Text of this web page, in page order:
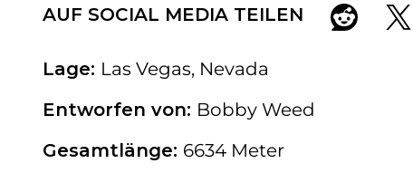
AUF SOCIAL MEDIA TEILEN
Lage: Las Vegas, Nevada
Entworfen von: Bobby Weed
Gesamtlänge: 6634 Meter